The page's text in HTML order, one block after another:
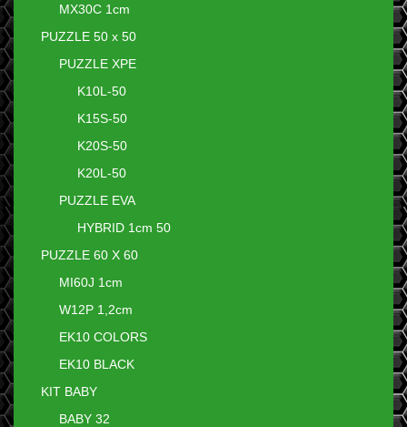
MX30C 1cm
PUZZLE 50 x 50
PUZZLE XPE
K10L-50
K15S-50
K20S-50
K20L-50
PUZZLE EVA
HYBRID 1cm 50
PUZZLE 60 X 60
MI60J 1cm
W12P 1,2cm
EK10 COLORS
EK10 BLACK
KIT BABY
BABY 32